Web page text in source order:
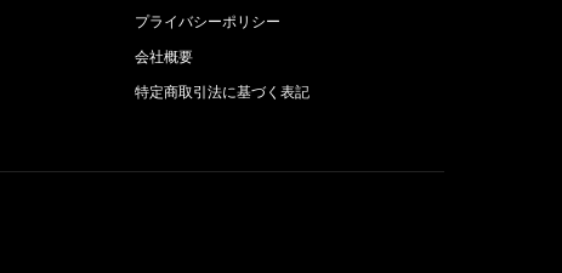
プライバシーポリシー
会社概要
特定商取引法に基づく表記